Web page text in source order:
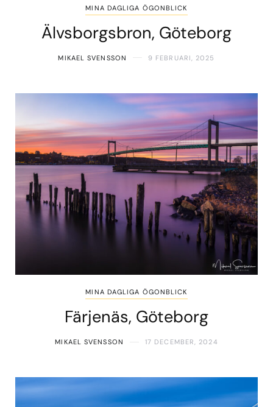
MINA DAGLIGA ÖGONBLICK
Älvsborgsbron, Göteborg
MIKAEL SVENSSON 9 FEBRUARI, 2025
MINA DAGLIGA ÖGONBLICK
Färjenäs, Göteborg
MIKAEL SVENSSON 17 DECEMBER, 2024